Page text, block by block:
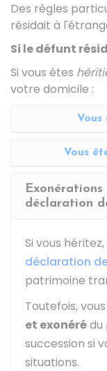
Des règles
résidait à
Si le défunt
Si vous êtes
votre domicile :
Vous
Vous
déclaration
Si vous
déclaration
patrimoine
Toutefois,
et exonérédu
succession si
situations.